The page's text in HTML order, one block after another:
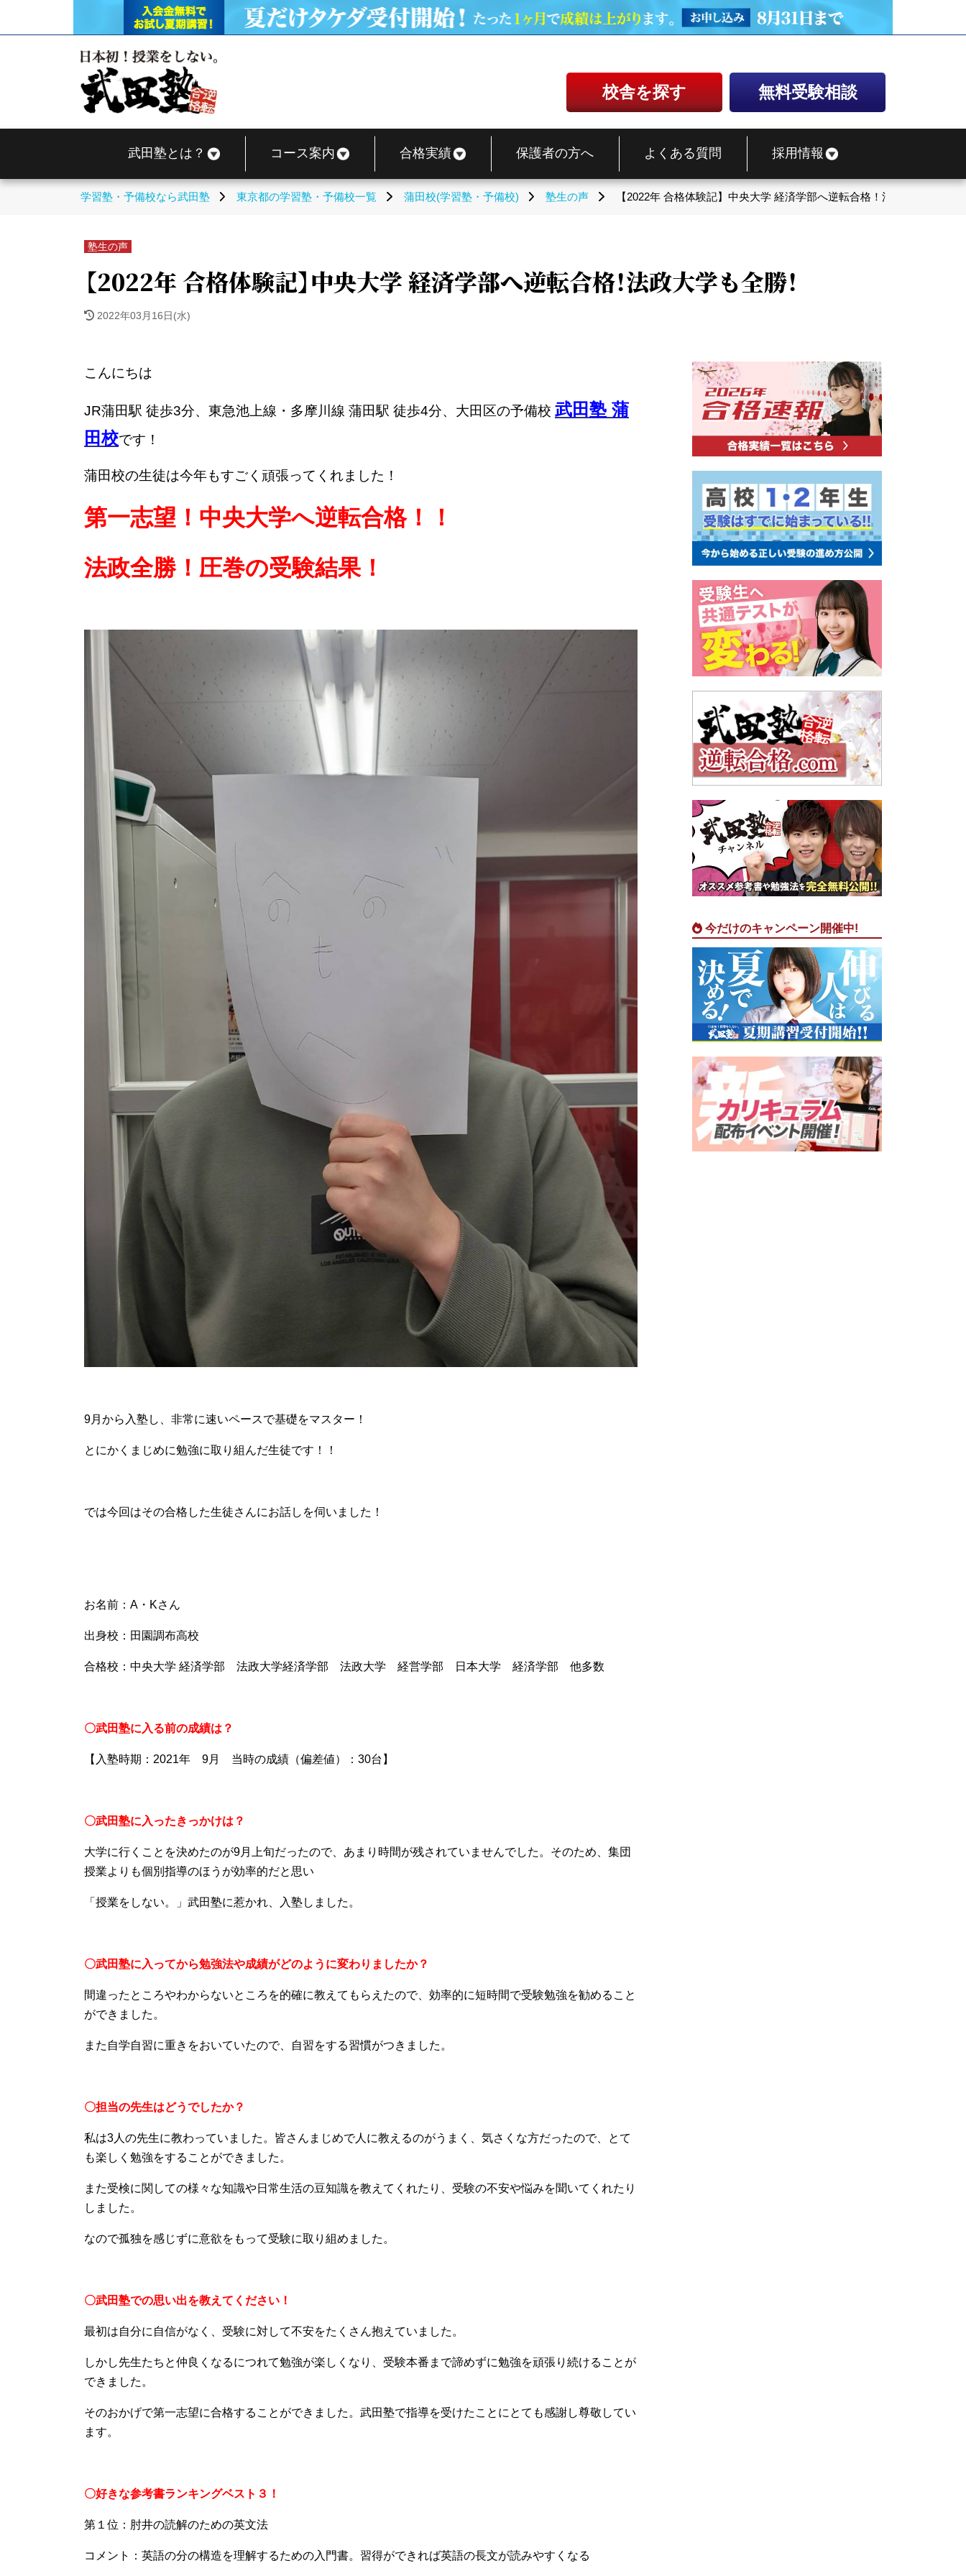
校舎を探す 無料受験相談
武田塾とは？ コース案内 合格実績 保護者の方へ よくある質問 採用情報
学習塾・予備校なら武田塾 東京都の学習塾・予備校一覧 蒲田校(学習塾・予備校) 塾生の声 【2022年 合格体験記】中央大学 経済学部へ逆転合格！法政大学も全勝
塾生の声
【2022年 合格体験記】中央大学 経済学部へ逆転合格！法政大学も全勝！
2022年03月16日(水)
こんにちは
JR蒲田駅 徒歩3分、東急池上線・多摩川線 蒲田駅 徒歩4分、大田区の予備校 武田塾 蒲
田校です！
蒲田校の生徒は今年もすごく頑張ってくれました！
第一志望！中央大学へ逆転合格！！
法政全勝！圧巻の受験結果！
9月から入塾し、非常に速いペースで基礎をマスター！
とにかくまじめに勉強に取り組んだ生徒です！！
では今回はその合格した生徒さんにお話しを伺いました！
お名前：A・Kさん
出身校：田園調布高校
合格校：中央大学 経済学部 法政大学経済学部 法政大学 経営学部 日本大学 経済学部 他多数
〇武田塾に入る前の成績は？
【入塾時期：2021年 9月 当時の成績（偏差値）：30台】
〇武田塾に入ったきっかけは？
大学に行くことを決めたのが9月上旬だったので、あまり時間が残されていませんでした。そのため、集団
授業よりも個別指導のほうが効率的だと思い
「授業をしない。」武田塾に惹かれ、入塾しました。
〇武田塾に入ってから勉強法や成績がどのように変わりましたか？
間違ったところやわからないところを的確に教えてもらえたので、効率的に短時間で受験勉強を勧めること
ができました。
また自学自習に重きをおいていたので、自習をする習慣がつきました。
〇担当の先生はどうでしたか？
私は3人の先生に教わっていました。皆さんまじめで人に教えるのがうまく、気さくな方だったので、とて
も楽しく勉強をすることができました。
また受検に関しての様々な知識や日常生活の豆知識を教えてくれたり、受験の不安や悩みを聞いてくれたり
しました。
なので孤独を感じずに意欲をもって受験に取り組めました。
〇武田塾での思い出を教えてください！
最初は自分に自信がなく、受験に対して不安をたくさん抱えていました。
しかし先生たちと仲良くなるにつれて勉強が楽しくなり、受験本番まで諦めずに勉強を頑張り続けることが
できました。
そのおかげで第一志望に合格することができました。武田塾で指導を受けたことにとても感謝し尊敬してい
ます。
〇好きな参考書ランキングベスト３！
第１位：肘井の読解のための英文法
コメント：英語の分の構造を理解するための入門書。習得ができれば英語の長文が読みやすくなる
今だけのキャンペーン開催中!